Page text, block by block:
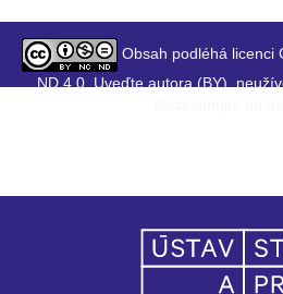
Obsah podléhá licenci
ND 4.0. Uveďte autora (BY),